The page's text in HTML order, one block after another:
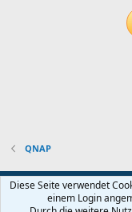
QNAP
Default-Theme
Nutzungsbedingungen
Diese Seite verwendet
einem Login